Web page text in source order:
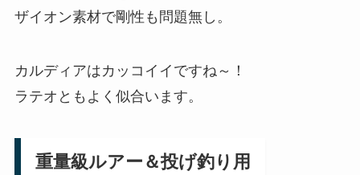
ザイオン素材で剛性も問題無し。
カルディアはカッコイイですね～！
ラテオともよく似合います。
重量級ルアー＆投げ釣り用